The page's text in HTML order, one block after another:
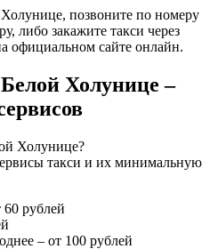
позвоните по номеру
либо закажите такси через
официальном сайте онлайн.
Холунице –
Холунице?
такси и их минимальную
60 рублей
– от 100 рублей